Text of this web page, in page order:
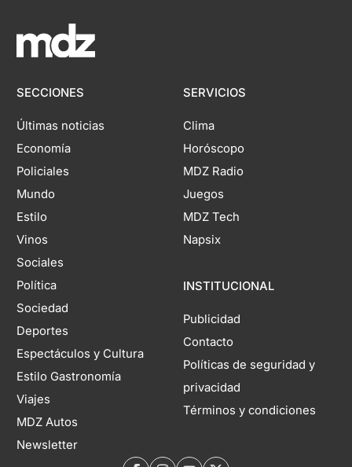
SECCIONES
Últimas noticias
Economía
Policiales
Mundo
Estilo
Vinos
Sociales
Política
Sociedad
Deportes
Espectáculos y Cultura
Estilo Gastronomía
Viajes
MDZ Autos
Newsletter
SERVICIOS
Clima
Horóscopo
MDZ Radio
Juegos
MDZ Tech
Napsix
INSTITUCIONAL
Publicidad
Contacto
Políticas de seguridad y
privacidad
Términos y condiciones